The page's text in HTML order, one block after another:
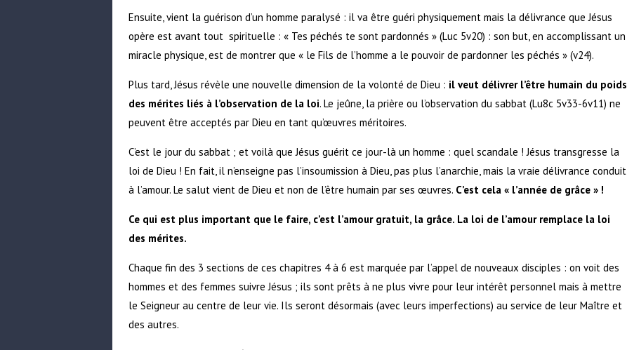
Ensuite, vient la guérison d’un homme paralysé : il va être guéri physiquement mais la délivrance que Jésus
opère est avant tout spirituelle : « Tes péchés te sont pardonnés » (Luc 5v20) : son but, en accomplissant un
miracle physique, est de montrer que « le Fils de l’homme a le pouvoir de pardonner les péchés » (v24).
Plus tard, Jésus révèle une nouvelle dimension de la volonté de Dieu : il veut délivrer l’être humain du poids
des mérites liés à l’observation de la loi. Le jeûne, la prière ou l’observation du sabbat (Lu8c 5v33-6v11) ne
peuvent être acceptés par Dieu en tant qu’œuvres méritoires.
C’est le jour du sabbat ; et voilà que Jésus guérit ce jour-là un homme : quel scandale ! Jésus transgresse la
loi de Dieu ! En fait, il n’enseigne pas l’insoumission à Dieu, pas plus l’anarchie, mais la vraie délivrance conduit
à l’amour. Le salut vient de Dieu et non de l’être humain par ses œuvres. C’est cela « l’année de grâce » !
Ce qui est plus important que le faire, c’est l’amour gratuit, la grâce. La loi de l’amour remplace la loi
des mérites.
Chaque fin des 3 sections de ces chapitres 4 à 6 est marquée par l’appel de nouveaux disciples : on voit des
hommes et des femmes suivre Jésus ; ils sont prêts à ne plus vivre pour leur intérêt personnel mais à mettre
le Seigneur au centre de leur vie. Ils seront désormais (avec leurs imperfections) au service de leur Maître et
des autres.